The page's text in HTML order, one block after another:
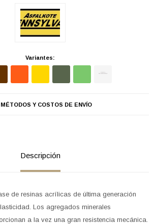
Variantes:
MÉTODOS Y COSTOS DE ENVÍO
Descripción
de resinas acrílicas de última generación
Los agregados minerales
a la vez una gran resistencia mecánica.